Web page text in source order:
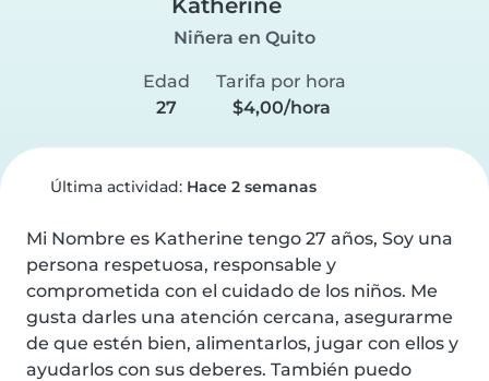
Katherine
Niñera en Quito
Edad
27
Tarifa por hora
$4,00/hora
Última actividad: Hace 2 semanas
Mi Nombre es Katherine tengo 27 años, Soy una
persona respetuosa, responsable y
comprometida con el cuidado de los niños. Me
gusta darles una atención cercana, asegurarme
de que estén bien, alimentarlos, jugar con ellos y
ayudarlos con sus deberes. También puedo